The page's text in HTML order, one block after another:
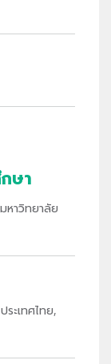
ษา
าวิทยาลัย
ระเทศไทย,